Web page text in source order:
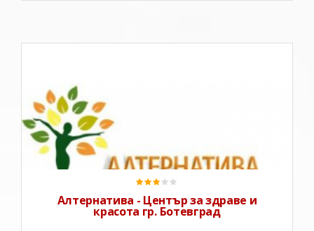
Кои сме ние?Ние сме малка група от ентусиасти, за
които е важно хората да ценят и пазят природата, да
не разхищават ресурси, да са щастливи и
здрави.Конкретно зад този електронен магазин стои
Габриела Георгиева, независим дистрибутор на
GreenMaste
Алтернатива - Център за здраве и
красота гр. Ботевград